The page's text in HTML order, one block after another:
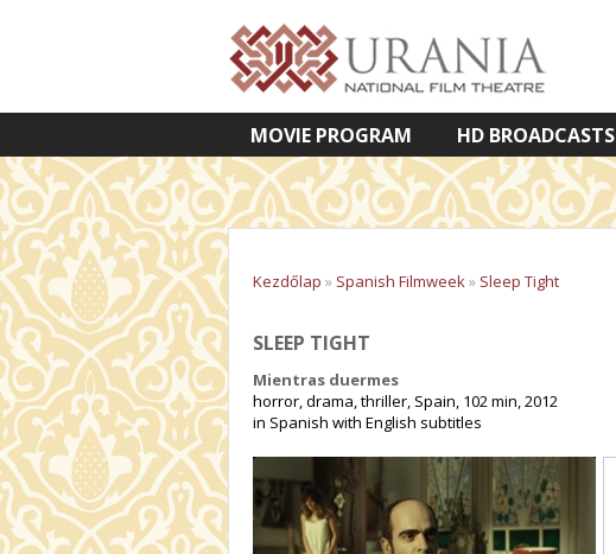
MOVIE PROGRAM HD BROADCASTS
VETÍTETT KÉPES ELŐADÁSOK
Kezdőlap » Spanish Filmweek» Sleep Tight
SLEEP TIGHT
Mientras duermes
horror, drama, thriller, Spain, 102 min, 2012
in Spanish with English subtitles